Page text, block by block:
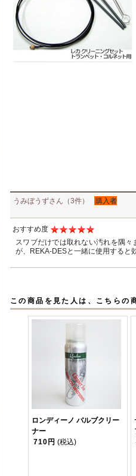
うみぼうずさん（3件） 購入者
おすすめ度
スワブだけでは取れない汚れを隅
が、REKA-DESと一緒に使用すると
この商品を見た人は、こちらの
ロンディーノ バルブクリー
ナー
710円 (税込)